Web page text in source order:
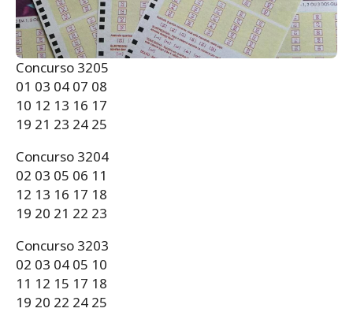
Concurso 3205
01 03 04 07 08
10 12 13 16 17
19 21 23 24 25
Concurso 3204
02 03 05 06 11
12 13 16 17 18
19 20 21 22 23
Concurso 3203
02 03 04 05 10
11 12 15 17 18
19 20 22 24 25